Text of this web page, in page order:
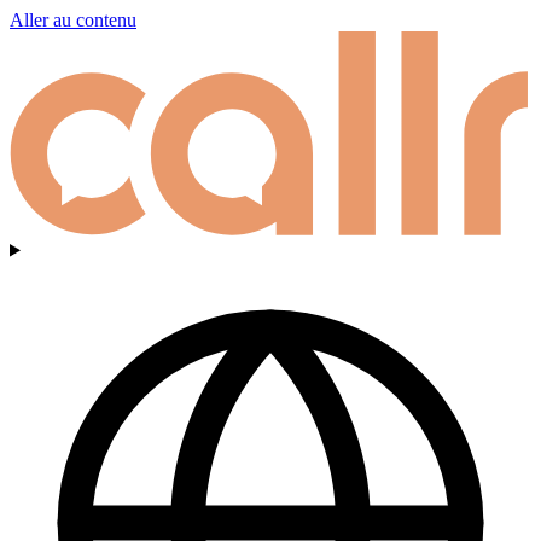
Aller au contenu